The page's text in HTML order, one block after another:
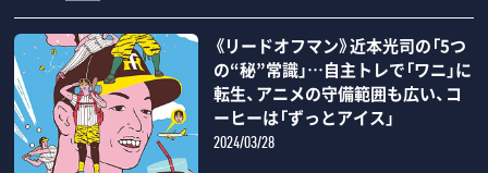
《リードオフマン》近本光司の「5つ
の“秘”常識」…自主トレで「ワニ」に
転生、アニメの守備範囲も広い、コ
ーヒーは「ずっとアイス」
2024/03/28